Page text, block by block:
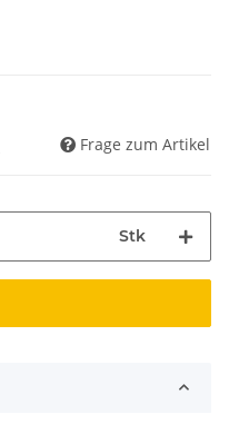
Frage zum Artikel
Stk